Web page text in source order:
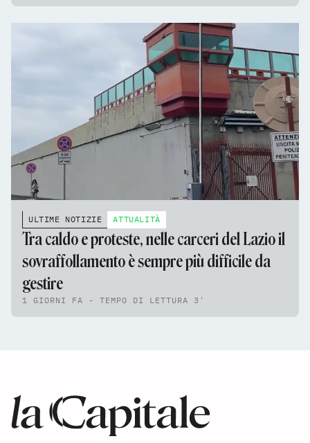
ULTIME NOTIZIE ATTUALITÀ
Tra caldo e proteste, nelle carceri del Lazio il
sovraffollamento è sempre più difficile da
gestire
1 GIORNI FA - TEMPO DI LETTURA 3'